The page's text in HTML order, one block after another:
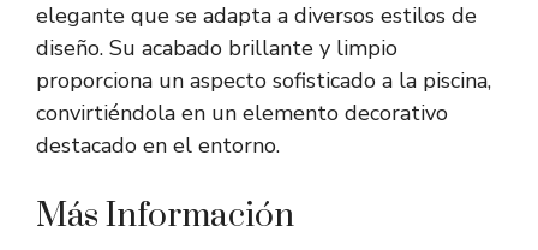
elegante que se adapta a diversos estilos de
diseño. Su acabado brillante y limpio
proporciona un aspecto sofisticado a la piscina,
convirtiéndola en un elemento decorativo
destacado en el entorno.
Más Información